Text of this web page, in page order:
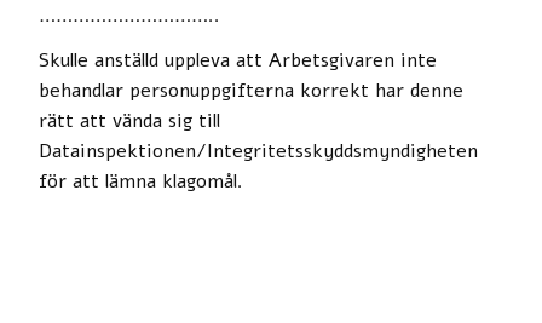
…………………………..
Skulle anställd uppleva att Arbetsgivaren inte
behandlar personuppgifterna korrekt har denne
rätt att vända sig till
Datainspektionen/Integritetsskyddsmyndigheten
för att lämna klagomål.